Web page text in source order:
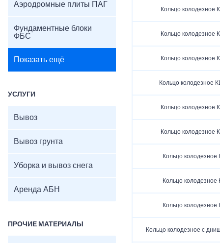
Аэродромные плиты ПАГ
Фундаментные блоки
ФБС
Показать ещё
УСЛУГИ
Вывоз
Вывоз грунта
Уборка и вывоз снега
Аренда АБН
ПРОЧИЕ МАТЕРИАЛЫ
Кольцо колодезное
Кольцо колодезное
Кольцо колодезное
Кольцо колодезное
Кольцо колодезное
Кольцо колодезное
Кольцо колодезное
Кольцо колодезное
Кольцо колодезное
Кольцо колодезное с